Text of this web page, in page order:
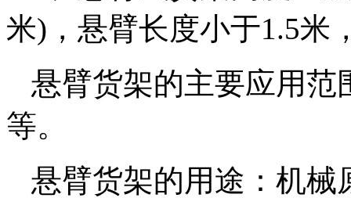
米)，悬臂长度小于1.5米
悬臂货架的主要应用范
等。
悬臂货架的用途：机械